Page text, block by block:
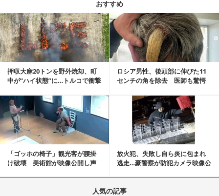
おすすめ
押収大麻20トンを野外焼却、町
中が“ハイ状態”に…トルコで衝撃
ロシア男性、後頭部に伸びた11
センチの角を除去 医師も驚愕
記事を読む
「ゴッホの椅子」観光客が腰掛
け破壊 美術館が映像公開し声
放火犯、失敗し自ら炎に包まれ
逃走…豪警察が防犯カメラ映像公
記事を読む
人気の記事